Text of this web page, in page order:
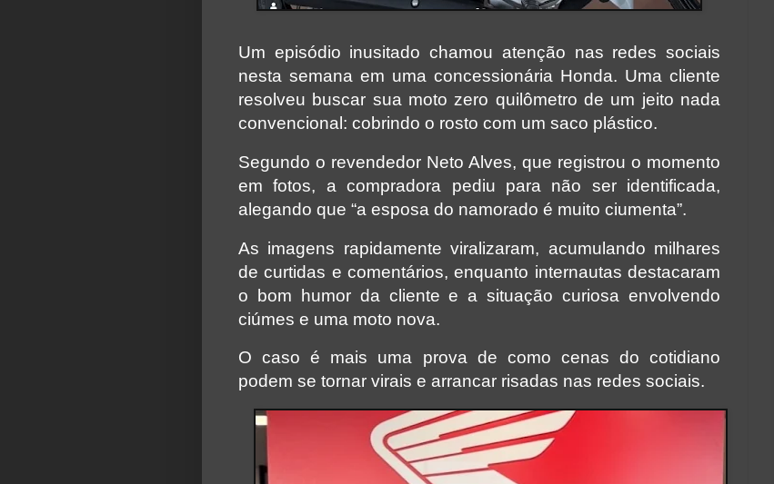
Um episódio inusitado chamou atenção nas redes sociais
nesta semana em uma concessionária Honda. Uma cliente
resolveu buscar sua moto zero quilômetro de um jeito nada
convencional: cobrindo o rosto com um saco plástico.
Segundo o revendedor Neto Alves, que registrou o momento
em fotos, a compradora pediu para não ser identificada,
alegando que “a esposa do namorado é muito ciumenta”.
As imagens rapidamente viralizaram, acumulando milhares
de curtidas e comentários, enquanto internautas destacaram
o bom humor da cliente e a situação curiosa envolvendo
ciúmes e uma moto nova.
O caso é mais uma prova de como cenas do cotidiano
podem se tornar virais e arrancar risadas nas redes sociais.